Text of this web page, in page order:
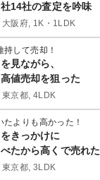
14社の査定を吟味
阪府, 1K・1LDK
持して売却！
見ながら、
値売却を狙った
京都, 4LDK
たよりも高かった！
きっかけに
たから高くで売れた
京都, 3LDK